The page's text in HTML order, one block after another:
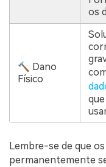
os
🔨 Dano
Físico
Lembre-se de que
permanentemente